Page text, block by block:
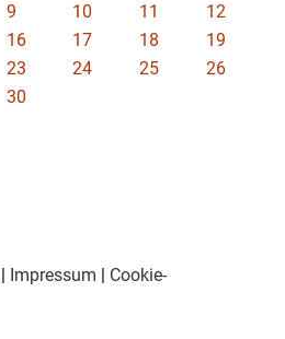
9 10 11
12
16 17 18
19
23 24 25
26
30
Impressum
Cookie-